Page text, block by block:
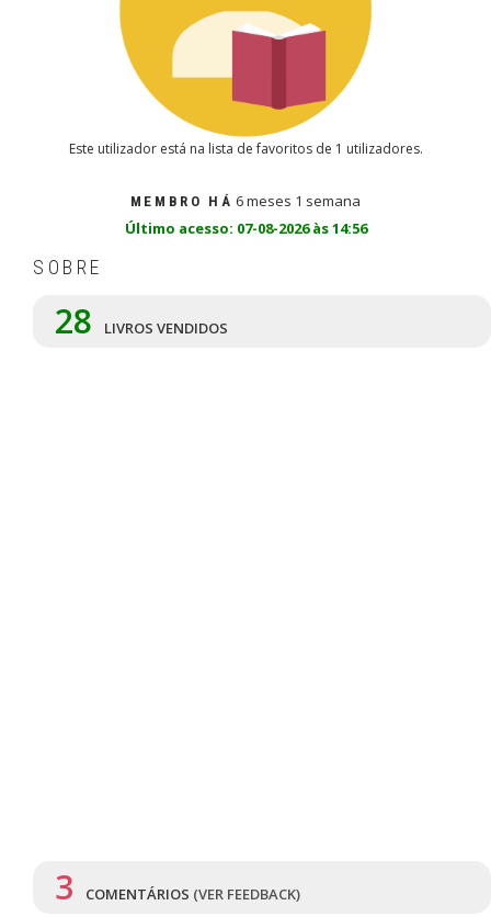
Este utilizador está na lista de favoritos de 1 utilizadores.
MEMBRO HÁ 6 meses 1 semana
Último acesso: 07-08-2026 às 14:56
SOBRE
28 LIVROS VENDIDOS
3 COMENTÁRIOS (VER FEEDBACK)